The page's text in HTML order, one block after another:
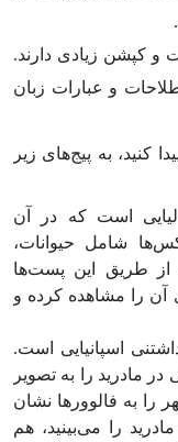
و کپشن زیادی دارند.
و عبارات زبان
کنید، به پیج‌های زیر
است که در آن
شامل حیوانات،
از طریق این پست‌ها
آن را مشاهده کرده و
اسپانیایی است.
مادرید را به تصویر
را به فالوورها نشان
را می‌بینید، هم